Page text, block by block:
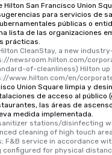
Hilton San Francisco Union
para servicios de
públicas o
lista de las organizaciones
prácticas.
Hilton CleanStay, a new
newsroom.hilton.com/
of-cleanliness) Hilton
www.hilton.com/en/
Union Square limpia y
de acceso al público
las áreas de
medida implementada.
stations/disinfecting
cleaning of high touch
F&B service in accordance
configured for physical